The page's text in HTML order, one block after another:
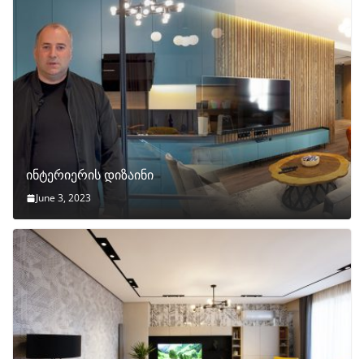
ინტერიერის დიზაინი
June 3, 2023